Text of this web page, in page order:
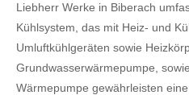
Liebherr Werke in Biberach
Kühlsystem, das mit Heiz- und
Umluftkühlgeräten sowie
Grundwasserwärmepumpe,
Wärmepumpe gewährleisten